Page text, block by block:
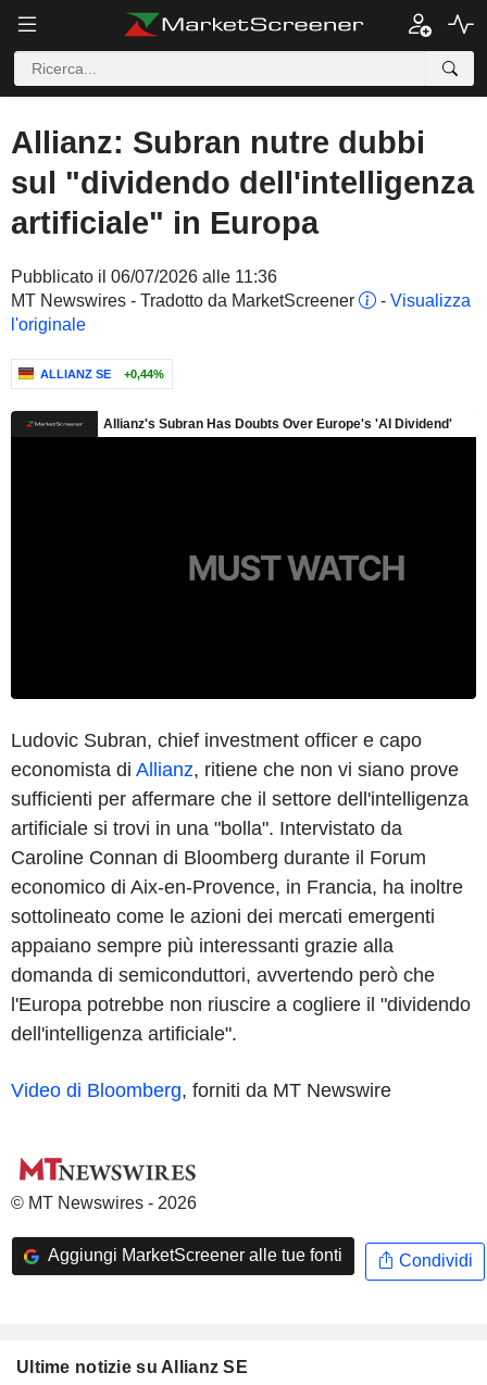
Allianz: Subran nutre dubbi
sul "dividendo dell'intelligenza
artificiale" in Europa
Pubblicato il 06/07/2026 alle 11:36
MT Newswires - Tradotto da MarketScreener
- Visualizza
l'originale
ALLIANZ SE +0,44%
Ludovic Subran, chief investment officer e capo
economista di Allianz, ritiene che non vi siano prove
sufficienti per affermare che il settore dell'intelligenza
artificiale si trovi in una "bolla". Intervistato da
Caroline Connan di Bloomberg durante il Forum
economico di Aix-en-Provence, in Francia, ha inoltre
sottolineato come le azioni dei mercati emergenti
appaiano sempre più interessanti grazie alla
domanda di semiconduttori, avvertendo però che
l'Europa potrebbe non riuscire a cogliere il "dividendo
dell'intelligenza artificiale".
Video di Bloomberg, forniti da MT Newswire
© MT Newswires - 2026
Aggiungi MarketScreener alle tue fonti Condividi
Ultime notizie su Allianz SE